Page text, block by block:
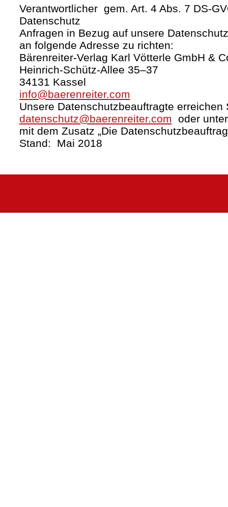
Verantwortlicher gem. Art. 4 Abs. 7 DS-
Datenschutz
Anfragen in Bezug auf unsere
an folgende Adresse zu richten:
Bärenreiter-Verlag Karl Vötterle GmbH &
Heinrich-Schütz-Allee 35–37
34131 Kassel
info@baerenreiter.com
Unsere Datenschutzbeauftragte erreichen
datenschutz@baerenreiter.com oder
mit dem Zusatz „Die
Stand: Mai 2018